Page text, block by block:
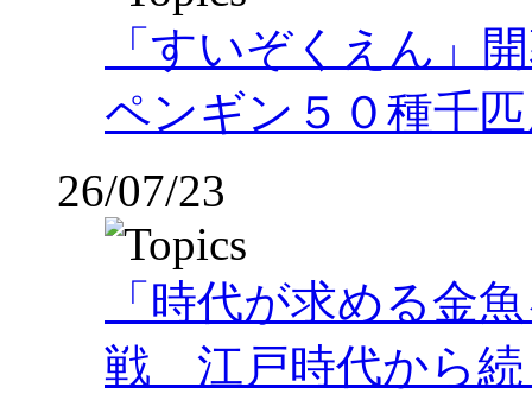
「すいぞくえん」
ペンギン５０種千
26/07/23
「時代が求める金
戦 江戸時代から